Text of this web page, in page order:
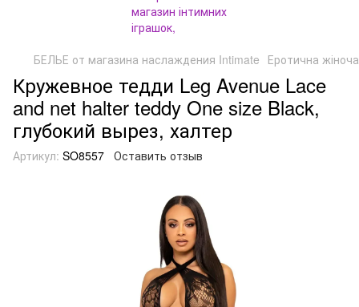
БЕЛЬЕ от магазина наслаждения Intimate Еротична
Кружевное тедди Leg Avenue Lace
and net halter teddy One size Black,
глубокий вырез, халтер
Артикул: SO8557 Оставить отзыв